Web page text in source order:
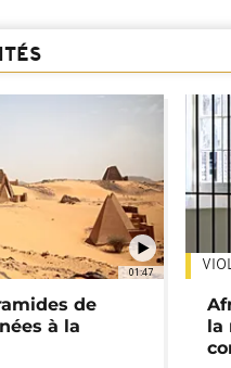
01:47
de
à la
la